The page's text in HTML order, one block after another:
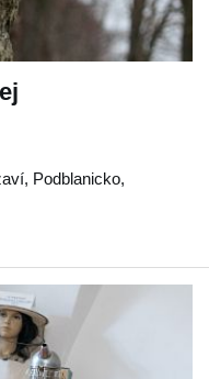
, Podblanicko,